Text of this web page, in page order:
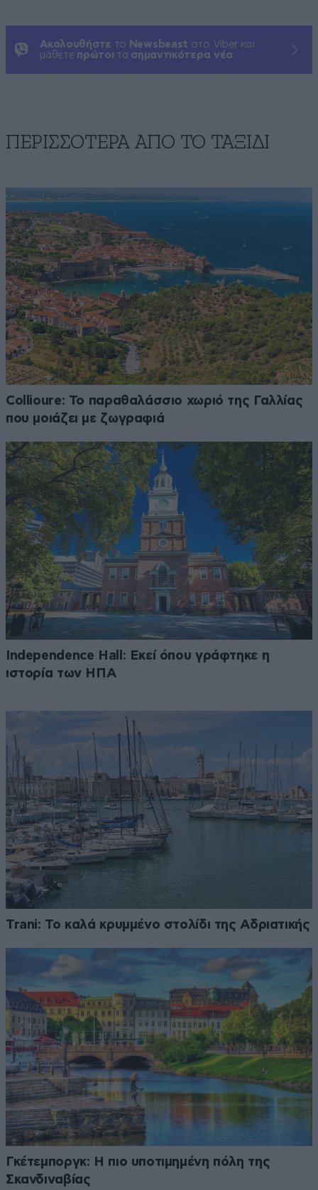
Ακολουθήστε το Newsbeast στο Viber και
μάθετε πρώτοι τα σημαντικότερα νέα
ΠΕΡΙΣΣΟΤΕΡΑ ΑΠΟ TO ΤΑΞΙΔΙ
Collioure: Το παραθαλάσσιο χωριό της Γαλλίας
που μοιάζει με ζωγραφιά
Independence Hall: Εκεί όπου γράφτηκε η
ιστορία των ΗΠΑ
Trani: Το καλά κρυμμένο στολίδι της Αδριατικής
Γκέτεμποργκ: Η πιο υποτιμημένη πόλη της
Σκανδιναβίας